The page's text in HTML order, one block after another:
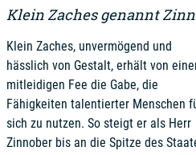
Klein Zaches genannt
Klein Zaches, unvermögend und
hässlich von Gestalt, erhält von
mitleidigen Fee die Gabe, die
Fähigkeiten talentierter Menschen
sich zu nutzen. So steigt er als Herr
Zinnober bis an die Spitze des